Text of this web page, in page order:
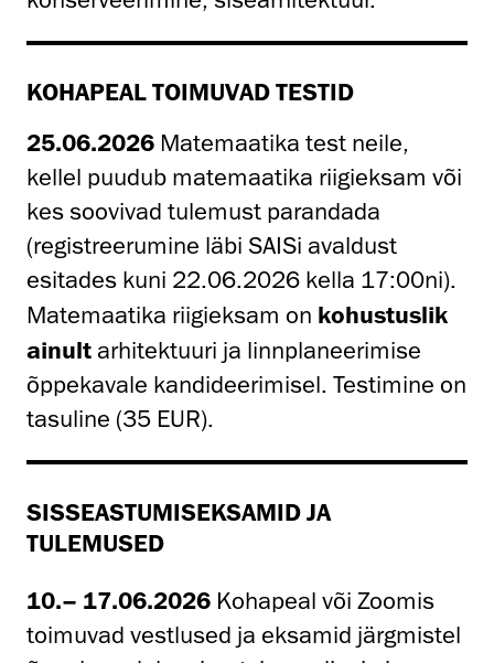
KOHAPEAL TOIMUVAD TESTID
25.06.2026 Matemaatika test neile,
kellel puudub matemaatika riigieksam või
kes soovivad tulemust parandada
(registreerumine läbi SAISi avaldust
esitades kuni 22.06.2026 kella 17:00ni).
Matemaatika riigieksam on kohustuslik
ainult arhitektuuri ja linnplaneerimise
õppekavale kandideerimisel. Testimine on
tasuline (35 EUR).
SISSEASTUMISEKSAMID JA
TULEMUSED
10.– 17.06.2026 Kohapeal või Zoomis
toimuvad vestlused ja eksamid järgmistel